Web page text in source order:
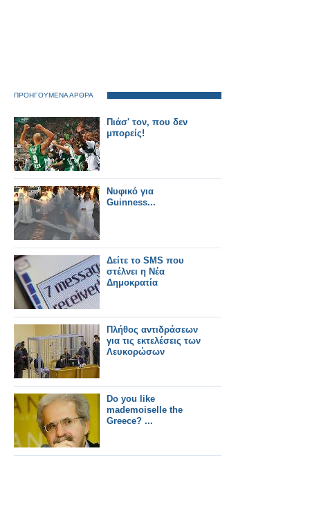
ΠΡΟΗΓΟΥΜΕΝΑ ΑΡΘΡΑ
Πιάσ' τον, που δεν
μπορείς!
Νυφικό για
Guinness...
Δείτε το SMS που
στέλνει η Νέα
Δημοκρατία
Πλήθος αντιδράσεων
για τις εκτελέσεις των
Λευκορώσων
Do you like
mademoiselle the
Greece? ...